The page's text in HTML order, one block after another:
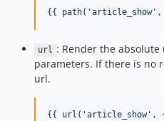
{{ path( 'article_show'
url : Render the
parameters. If there is no
url.
{{ url( 'article_show' ,